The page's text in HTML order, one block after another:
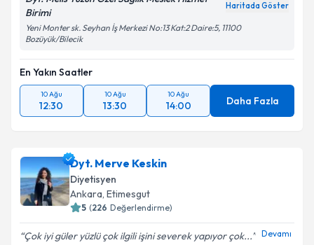
Birimi
Haritada Göster
Yeni Monter sk. Seyhan İş Merkezi No:13 Kat:2 Daire:5, 11100
Bozüyük/Bilecik
En Yakın Saatler
10 Ağu
12:30
10 Ağu
13:30
10 Ağu
14:00 Daha Fazla
Dyt. Merve Keskin
Diyetisyen
Ankara, Etimesgut
5 (226 Değerlendirme)
Çok iyi güler yüzlü çok ilgili işini severek yapıyor çok... Devamı